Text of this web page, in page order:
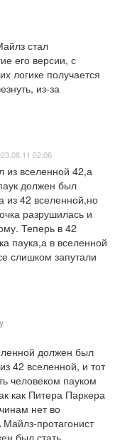
стал
его версии, с
логике получается
из-за
02:06
из вселенной 42,а
должен был
из 42 вселенной,но
разрушилась и
Теперь в 42
паука,а в вселенной
слишком запутали
должен был
42 вселенной, и тот
человеком пауком
как Питера Паркера
нет во
протагонист
был стать